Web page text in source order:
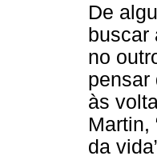
De
buscar
no
pensar
às
Martin,
da